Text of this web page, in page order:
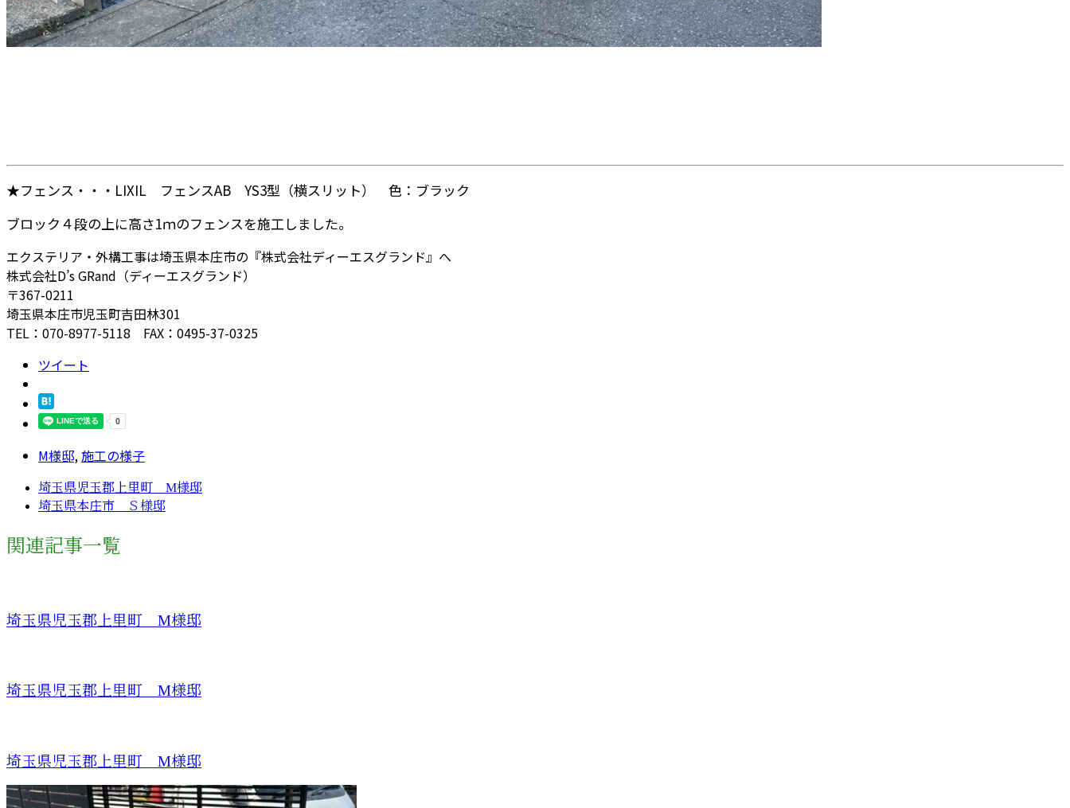
★フェンス・・・LIXIL フェンスAB YS3型（横スリット） 色：ブラック
ブロック４段の上に高さ1ｍのフェンスを施工しました。
エクステリア・外構工事は埼玉県本庄市の『株式会社ディーエスグランド』へ
株式会社D’s GRand（ディーエスグランド）
〒367-0211
埼玉県本庄市児玉町吉田林301
TEL：070-8977-5118 FAX：0495-37-0325
ツイート
M様邸,施工の様子
埼玉県児玉郡上里町 M様邸
埼玉県本庄市 Ｓ様邸
関連記事一覧
埼玉県児玉郡上里町 M様邸
埼玉県児玉郡上里町 M様邸
埼玉県児玉郡上里町 M様邸